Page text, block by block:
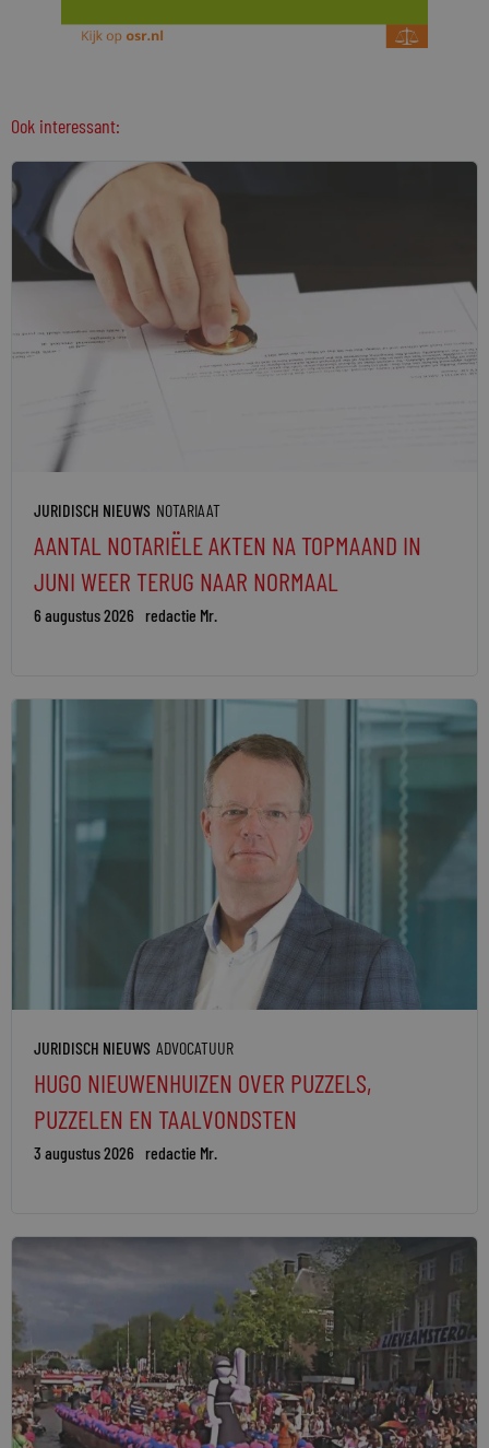
Ook interessant:
JURIDISCH NIEUWS NOTARIAAT
AANTAL NOTARIËLE AKTEN NA TOPMAAND IN
JUNI WEER TERUG NAAR NORMAAL
6 augustus 2026 redactie Mr.
JURIDISCH NIEUWS ADVOCATUUR
HUGO NIEUWENHUIZEN OVER PUZZELS,
PUZZELEN EN TAALVONDSTEN
3 augustus 2026 redactie Mr.